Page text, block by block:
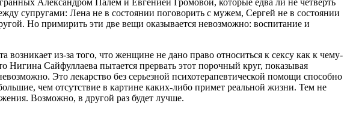
Александром Палем и Евгенией Громовой, которые едва ли не четверть
супругами: Лена не в состоянии поговорить с мужем, Сергей не в состоянии
Но примирить эти две вещи оказывается невозможно: воспитание и
из-за того, что женщине не дано право относиться к сексу как к чему-
Нигина Сайфуллаева пытается прервать этот порочный круг, показывая
Это лекарство без серьезной психотерапевтической помощи способно
чем отсутствие в картине каких-либо примет реальной жизни. Тем не
Возможно, в другой раз будет лучше.